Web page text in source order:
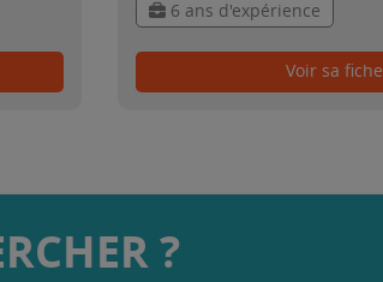
6 ans d'expérience
Voir sa fiche
?